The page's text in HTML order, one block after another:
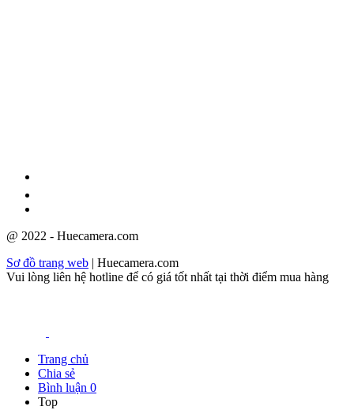
@ 2022 - Huecamera.com
Sơ đồ trang web | Huecamera.com
Vui lòng liên hệ hotline để có giá tốt nhất tại thời điểm mua hàng
Trang chủ
Chia sẻ
Bình luận 0
Top